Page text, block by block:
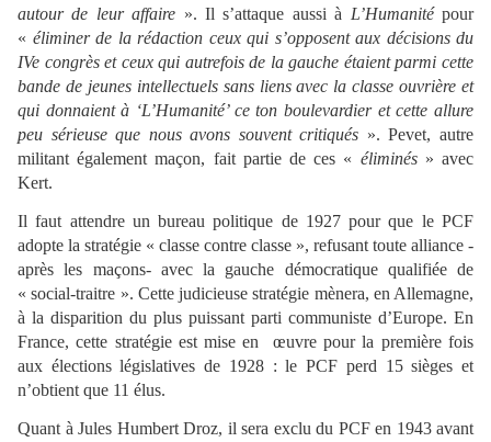
autour de leur affaire ». Il s’attaque aussi à L’Humanitépour
« éliminer de la rédaction ceux qui s’opposent aux décisions du
IVe congrès et ceux qui autrefois de la gauche étaient parmi cette
bande de jeunes intellectuels sans liens avec la classe ouvrière et
qui donnaient à ‘L’Humanité’ ce ton boulevardier et cette allure
peu sérieuse que nous avons souvent critiqués ». Pevet, autre
militant également maçon, fait partie de ces « éliminés» avec
Kert.
Il faut attendre un bureau politique de 1927 pour que le PCF
adopte la stratégie « classe contre classe », refusant toute alliance -
après les maçons- avec la gauche démocratique qualifiée de
« social-traitre ». Cette judicieuse stratégie mènera, en Allemagne,
à la disparition du plus puissant parti communiste d’Europe. En
France, cette stratégie est mise en œuvre pour la première fois
aux élections législatives de 1928 : le PCF perd 15 sièges et
n’obtient que 11 élus.
Quant à Jules Humbert Droz, il sera exclu du PCF en 1943 avant